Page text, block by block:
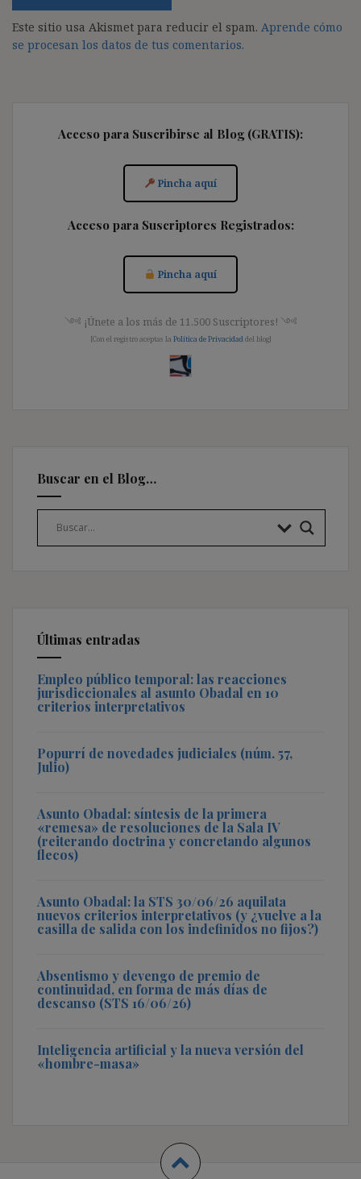
Este sitio usa Akismet para reducir el spam. Aprende cómo
se procesan los datos de tus comentarios.
Acceso para Suscribirse al Blog (GRATIS):
Pincha aquí
Acceso para Suscriptores Registrados:
Pincha aquí
༺ ¡Únete a los más de 11.500 Suscriptores! ༺
[Con el registro aceptas la Política de Privacidad del blog]
Buscar en el Blog…
Últimas entradas
Empleo público temporal: las reacciones
jurisdiccionales al asunto Obadal en 10
criterios interpretativos
Popurrí de novedades judiciales (núm. 57,
Julio)
Asunto Obadal: síntesis de la primera
«remesa» de resoluciones de la Sala IV
(reiterando doctrina y concretando algunos
flecos)
Asunto Obadal: la STS 30/06/26 aquilata
nuevos criterios interpretativos (y ¿vuelve a la
casilla de salida con los indefinidos no fijos?)
Absentismo y devengo de premio de
continuidad, en forma de más días de
descanso (STS 16/06/26)
Inteligencia artificial y la nueva versión del
«hombre-masa»